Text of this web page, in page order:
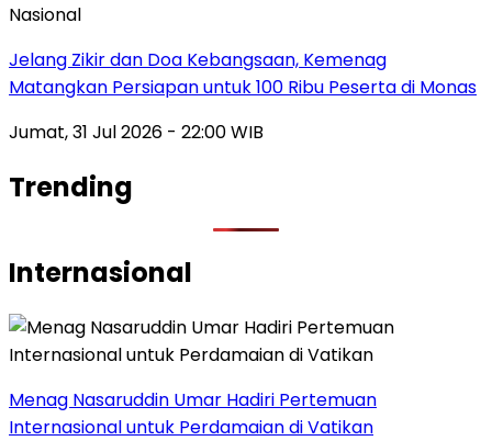
Nasional
Jelang Zikir dan Doa Kebangsaan, Kemenag
Matangkan Persiapan untuk 100 Ribu Peserta di Monas
Jumat, 31 Jul 2026 - 22:00 WIB
Trending
Internasional
Menag Nasaruddin Umar Hadiri Pertemuan
Internasional untuk Perdamaian di Vatikan